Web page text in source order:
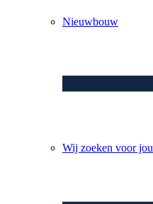
Nieuwbouw
Wij zoeken voor jou